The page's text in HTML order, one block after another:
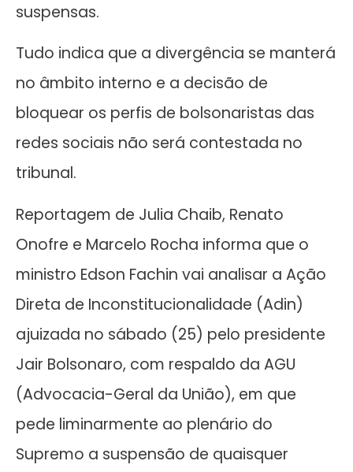
suspensas.
Tudo indica que a divergência se manterá
no âmbito interno e a decisão de
bloquear os perfis de bolsonaristas das
redes sociais não será contestada no
tribunal.
Reportagem de Julia Chaib, Renato
Onofre e Marcelo Rocha informa que o
ministro Edson Fachin vai analisar a Ação
Direta de Inconstitucionalidade (Adin)
ajuizada no sábado (25) pelo presidente
Jair Bolsonaro, com respaldo da AGU
(Advocacia-Geral da União), em que
pede liminarmente ao plenário do
Supremo a suspensão de quaisquer